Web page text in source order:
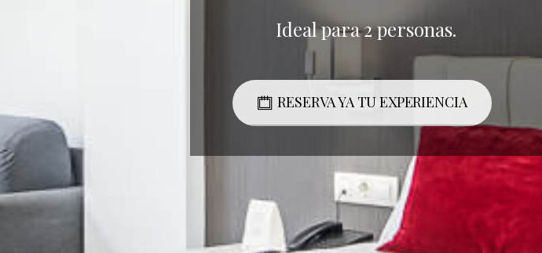
Ideal para 2 personas.
RESERVA YA TU EXPERIENCIA